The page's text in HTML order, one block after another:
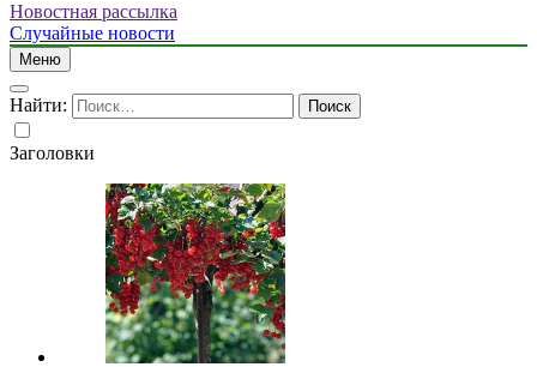
Новостная рассылка
Случайные новости
Меню
Найти:
Заголовки